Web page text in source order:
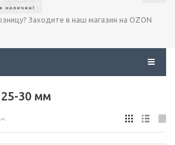
Заходите в наш магазин на OZON
25-30 мм